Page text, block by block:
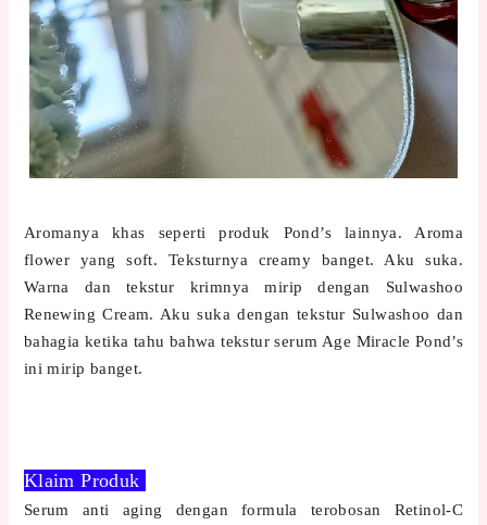
Aromanya khas seperti produk Pond’s lainnya. Aroma
flower yang soft. Teksturnya creamy banget. Aku suka.
Warna dan tekstur krimnya mirip dengan Sulwashoo
Renewing Cream. Aku suka dengan tekstur Sulwashoo dan
bahagia ketika tahu bahwa tekstur serum Age Miracle Pond’s
ini mirip banget.
Klaim Produk
Serum anti aging dengan formula terobosan Retinol-C